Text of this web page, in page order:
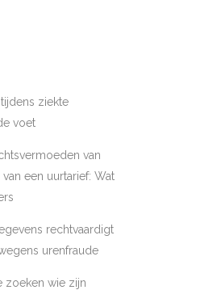
ziekte
voet
van
een uurtarief: Wat
rechtvaardigt
urenfraude
zoeken wie zijn